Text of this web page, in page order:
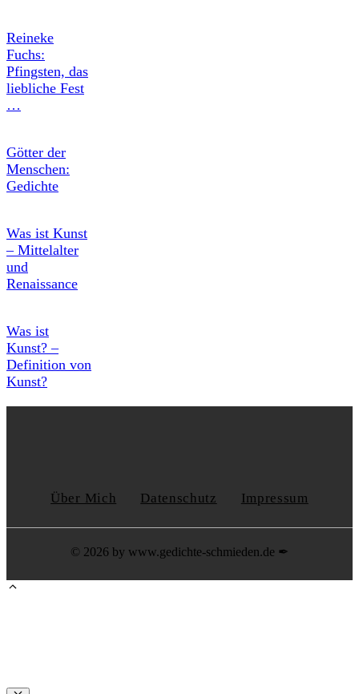
Reineke
Fuchs:
Pfingsten, das
liebliche Fest
…
Götter der
Menschen:
Gedichte
Was ist Kunst
– Mittelalter
und
Renaissance
Was ist
Kunst? –
Definition von
Kunst?
Über Mich Datenschutz Impressum
© 2026 by www.gedichte-schmieden.de ✒